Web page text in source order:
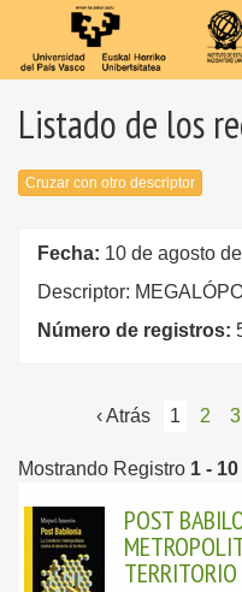
Listado de los
Cruzar con otro descriptor
Fecha: 10 de agosto
Descriptor:
Número de registros:
‹ Atrás 1 2 3
Mostrando Registro 1 - 10
POST
TERRITORIO